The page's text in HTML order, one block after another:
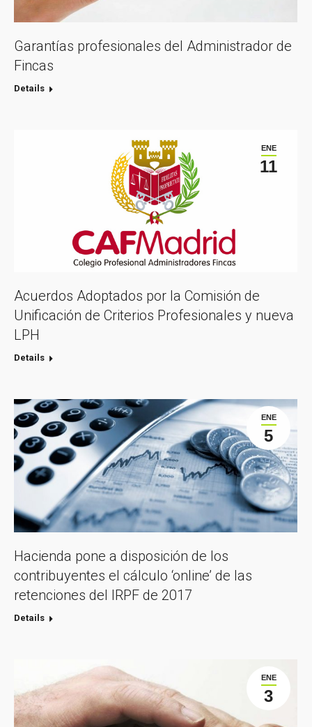
Garantías profesionales del Administrador de
Fincas
Details
ENE
11
Acuerdos Adoptados por la Comisión de
Unificación de Criterios Profesionales y nueva
LPH
Details
ENE
5
Hacienda pone a disposición de los
contribuyentes el cálculo ‘online’ de las
retenciones del IRPF de 2017
Details
ENE
3